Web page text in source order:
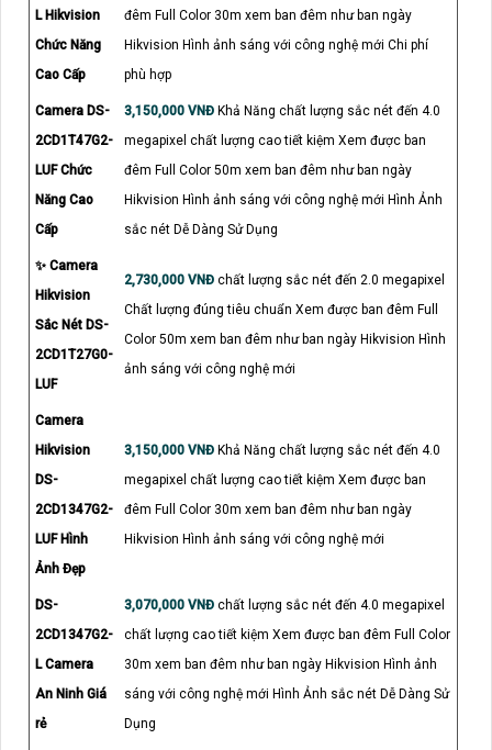
L Hikvision
Chức Năng
Cao Cấp
đêm Full Color 30m xem ban đêm như ban ngày
Hikvision Hình ảnh sáng với công nghệ mới Chi phí
phù hợp
Camera DS-
2CD1T47G2-
LUF Chức
Năng Cao
Cấp
3,150,000 VNĐ Khả Năng chất lượng sắc nét đến 4.0
megapixel chất lượng cao tiết kiệm Xem được ban
đêm Full Color 50m xem ban đêm như ban ngày
Hikvision Hình ảnh sáng với công nghệ mới Hình Ảnh
sắc nét Dễ Dàng Sử Dụng
✨ Camera
Hikvision
Sắc Nét DS-
2CD1T27G0-
LUF
2,730,000 VNĐ chất lượng sắc nét đến 2.0 megapixel
Chất lượng đúng tiêu chuẩn Xem được ban đêm Full
Color 50m xem ban đêm như ban ngày Hikvision Hình
ảnh sáng với công nghệ mới
Camera
Hikvision
DS-
2CD1347G2-
LUF Hình
Ảnh Đẹp
3,150,000 VNĐ Khả Năng chất lượng sắc nét đến 4.0
megapixel chất lượng cao tiết kiệm Xem được ban
đêm Full Color 30m xem ban đêm như ban ngày
Hikvision Hình ảnh sáng với công nghệ mới
DS-
2CD1347G2-
L Camera
An Ninh Giá
rẻ
3,070,000 VNĐ chất lượng sắc nét đến 4.0 megapixel
chất lượng cao tiết kiệm Xem được ban đêm Full Color
30m xem ban đêm như ban ngày Hikvision Hình ảnh
sáng với công nghệ mới Hình Ảnh sắc nét Dễ Dàng Sử
Dụng